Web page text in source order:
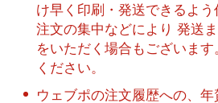
け早く印刷・発送できるよう
注文の集中などにより 発送
をいただく場合もございま
ください。
ウェブポの注文履歴への、